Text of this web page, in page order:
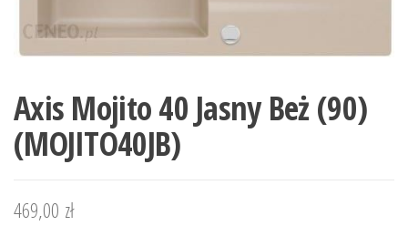
Axis Mojito 40 Jasny Beż (90)
(MOJITO40JB)
469,00 zł